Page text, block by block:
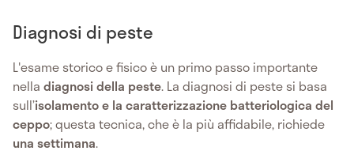
Diagnosi di peste
L'esame storico e fisico è un primo passo importante
nella diagnosi della peste. La diagnosi di peste si basa
sull’isolamento e la caratterizzazione batteriologica del
ceppo; questa tecnica, che è la più affidabile, richiede
una settimana.